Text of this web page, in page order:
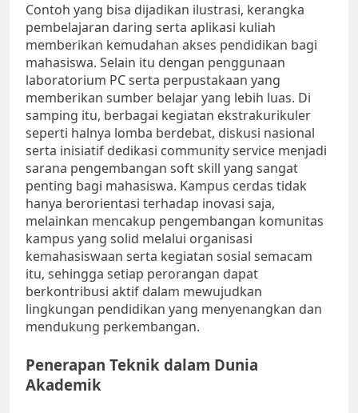
Contoh yang bisa dijadikan ilustrasi, kerangka
pembelajaran daring serta aplikasi kuliah
memberikan kemudahan akses pendidikan bagi
mahasiswa. Selain itu dengan penggunaan
laboratorium PC serta perpustakaan yang
memberikan sumber belajar yang lebih luas. Di
samping itu, berbagai kegiatan ekstrakurikuler
seperti halnya lomba berdebat, diskusi nasional
serta inisiatif dedikasi community service menjadi
sarana pengembangan soft skill yang sangat
penting bagi mahasiswa. Kampus cerdas tidak
hanya berorientasi terhadap inovasi saja,
melainkan mencakup pengembangan komunitas
kampus yang solid melalui organisasi
kemahasiswaan serta kegiatan sosial semacam
itu, sehingga setiap perorangan dapat
berkontribusi aktif dalam mewujudkan
lingkungan pendidikan yang menyenangkan dan
mendukung perkembangan.
Penerapan Teknik dalam Dunia
Akademik